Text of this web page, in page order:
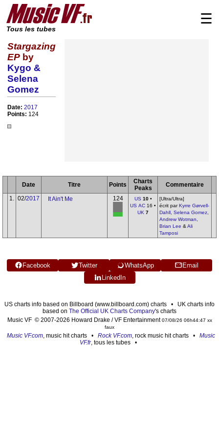
Tous les tubes
☰
Stargazing
EP by
Kygo &
Selena
Gomez
Date: 2017
Points: 124
Date Titre Points
Charts
Peaks
Commentaire
1.
02/2017 It Ain't Me 124 US 10•
US AC 16 •
UK 7
[Ultra/Ultra]
écrit parKyrre Gørvell-
Dahll Selena Gomez
Andrew Wotman
Brian Lee & Ali
Tamposi
Facebook Twitter WhatsApp
Email
LinkedIn
US charts info based on Billboard (www.billboard.com) charts • UK charts info
based on The Official UK Charts Company's charts
Music VF © 2007-2026 Howard Drake / VF Entertainment07/08/26 06h44:47 xx
faux
Music VF.com , music hit charts • Rock VF.com , rock music hit charts • Music
VF.fr, tous les tubes •